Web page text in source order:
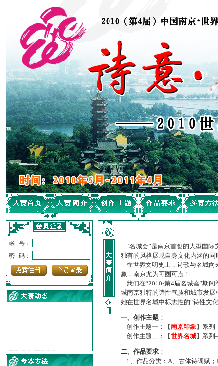
帐 号：
密 码：
·【诗意·名城】地铁展示作...
诗意名城·地铁时间
“名城会”是南京首创的大型国际
独有的风格展现自身文化内涵的
在世界文明史上，诗歌与名城向
象，南京尤为可圈可点！
我们在“2010•第4届名城会”期
城南京独特的诗性气质和城市发
她在世界名城中标志性的“诗性文
一、创作主题 ：
创作主题一：【南京印象】系
创作主题二：【世界名城】系
二、作品要求 ：
1、作品分类：A、古体诗词赋；